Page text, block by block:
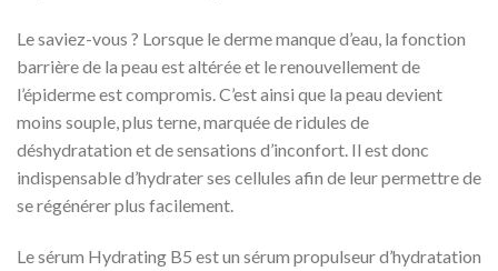
Le saviez-vous ? Lorsque le derme manque d’eau, la fonction
barrière de la peau est altérée et le renouvellement de
l’épiderme est compromis. C’est ainsi que la peau devient
moins souple, plus terne, marquée de ridules de
déshydratation et de sensations d’inconfort. Il est donc
indispensable d’hydrater ses cellules afin de leur permettre de
se régénérer plus facilement.
Le sérum Hydrating B5 est un sérum propulseur d’hydratation